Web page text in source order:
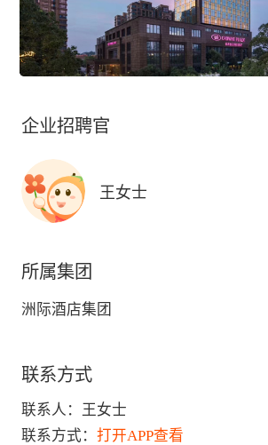
企业招聘官
王女士
所属集团
洲际酒店集团
联系方式
联系人： 王女士
联系方式： 打开APP查看